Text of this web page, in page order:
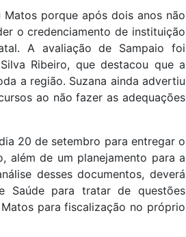
porque após dois anos não
o credenciamento de instituição
A avaliação de Sampaio foi
Ribeiro, que destacou que a
a região. Suzana ainda advertiu
ao não fazer as adequações
20 de setembro para entregar o
além de um planejamento para a
desses documentos, deverá
Saúde para tratar de questões
para fiscalização no próprio